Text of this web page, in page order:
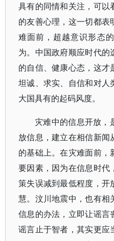
具有的同情和关注，可以
的友善心理，这一切都表
难面前，超越意识形态
为。中国政府顺应时代的
的自信、健康心态，这才
坦诚、求实、自信和对人
大国具有的起码风度。
灾难中的信息开放，
放信息，建立在相信新闻
的基础上。在灾难面前
要因素，因为在信息时代
策失误减到最低程度，开
慧。汶川地震中，也有相
信息的办法，立即让谣言
谣言止于智者，其实更应